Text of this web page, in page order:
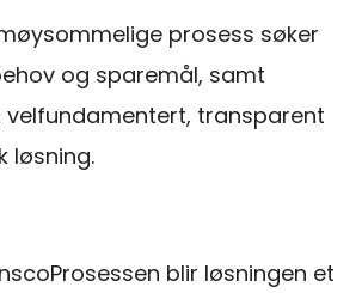
prosess søker
og sparemål, samt
velfundamentert, transparent
løsning.
blir løsningen et